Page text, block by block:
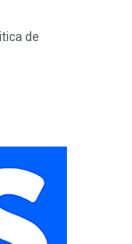
de